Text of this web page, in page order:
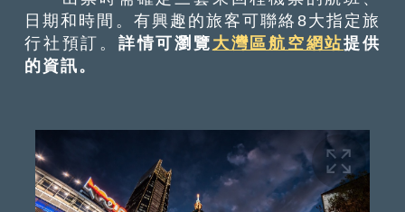
日期和時間。有興趣的旅客可聯絡8大指定旅
行社預訂。 詳情可瀏覽大灣區航空網站提供
的資訊。